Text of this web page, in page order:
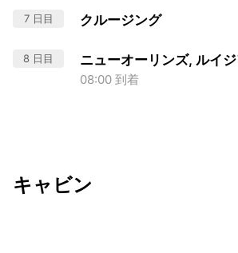
7 日目 クルージング
8 日目 ニューオーリンズ, ルイ
08:00 到着
キャビン